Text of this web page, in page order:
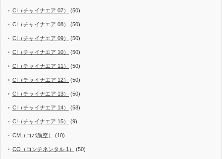
CI（チャイナエア 07） (50)
CI（チャイナエア 08） (50)
CI（チャイナエア 09） (50)
CI（チャイナエア 10） (50)
CI（チャイナエア 11） (50)
CI（チャイナエア 12） (50)
CI（チャイナエア 13） (50)
CI（チャイナエア 14） (58)
CI（チャイナエア 15） (9)
CM（コパ航空） (10)
CO（コンチネンタル 1） (50)